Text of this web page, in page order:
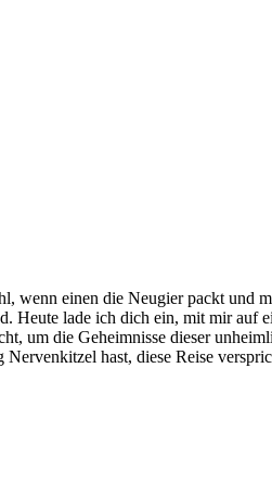
wenn ⁤einen die Neugier packt und
Heute ⁢lade ⁢ich dich‍ ein, mit mir auf
um‍ die ⁣Geheimnisse dieser
‌hast, diese Reise